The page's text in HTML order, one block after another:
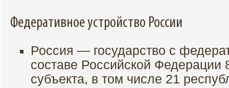
Федеративное устройство России
Россия — государство с
составе Российской Федерации
субъекта, в том числе 21